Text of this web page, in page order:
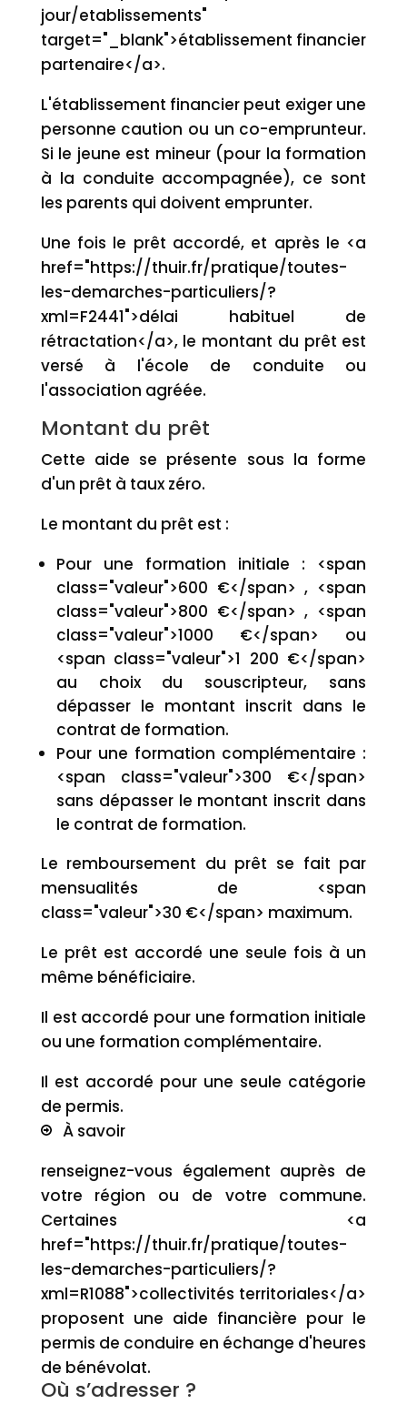
jour/etablissements"
target="_blank">établissement financier
partenaire</a>.
L'établissement financier peut exiger une
personne caution ou un co-emprunteur.
Si le jeune est mineur (pour la formation
à la conduite accompagnée), ce sont
les parents qui doivent emprunter.
Une fois le prêt accordé, et après le <a
href="https://thuir.fr/pratique/toutes-
les-demarches-particuliers/?
xml=F2441">délai habituel de
rétractation</a>, le montant du prêt est
versé à l'école de conduite ou
l'association agréée.
Montant du prêt
Cette aide se présente sous la forme
d'un prêt à taux zéro.
Le montant du prêt est :
Pour une formation initiale : <span
class="valeur">600 €</span> , <span
class="valeur">800 €</span> , <span
class="valeur">1000 €</span> ou
<span class="valeur">1 200 €</span>
au choix du souscripteur, sans
dépasser le montant inscrit dans le
contrat de formation.
Pour une formation complémentaire :
<span class="valeur">300 €</span>
sans dépasser le montant inscrit dans
le contrat de formation.
Le remboursement du prêt se fait par
mensualités de <span
class="valeur">30 €</span> maximum.
Le prêt est accordé une seule fois à un
même bénéficiaire.
Il est accordé pour une formation initiale
ou une formation complémentaire.
Il est accordé pour une seule catégorie
de permis.
À savoir
renseignez-vous également auprès de
votre région ou de votre commune.
Certaines <a
href="https://thuir.fr/pratique/toutes-
les-demarches-particuliers/?
xml=R1088">collectivités territoriales</a>
proposent une aide financière pour le
permis de conduire en échange d'heures
de bénévolat.
Où s’adresser ?